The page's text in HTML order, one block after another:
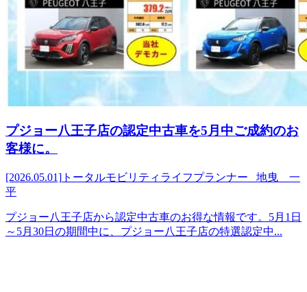
プジョー八王子店の認定中古車を5月中ご成約のお
客様に。
[2026.05.01] トータルモビリティライフプランナー 地曳 一
平
プジョー八王子店から認定中古車のお得な情報です。5月1日
～5月30日の期間中に、プジョー八王子店の特選認定中...